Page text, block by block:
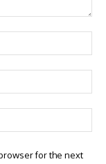
for the next